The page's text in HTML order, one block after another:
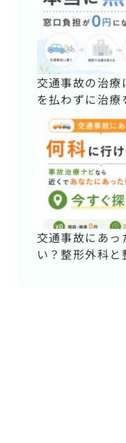
交通事故の治
を払わずに治療
交通事故にあ
い？整形外科と